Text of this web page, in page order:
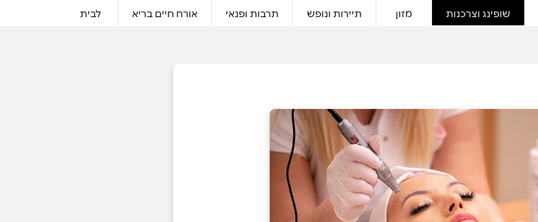
שופינג וצרכנות מזון תיירות ונופש תרבות ופנאי אורח חיים בריא לבית